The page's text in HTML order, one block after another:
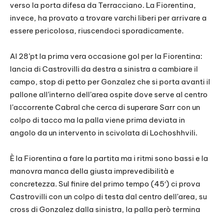
verso la porta difesa da Terracciano. La Fiorentina,
invece, ha provato a trovare varchi liberi per arrivare a
essere pericolosa, riuscendoci sporadicamente.
Al 28’pt la prima vera occasione gol per la Fiorentina:
lancia di Castrovilli da destra a sinistra a cambiare il
campo, stop di petto per Gonzalez che si porta avanti il
pallone all’interno dell’area ospite dove serve al centro
l’accorrente Cabral che cerca di superare Sarr con un
colpo di tacco ma la palla viene prima deviata in
angolo da un intervento in scivolata di Lochoshhvili.
È la Fiorentina a fare la partita ma i ritmi sono bassi e la
manovra manca della giusta imprevedibilità e
concretezza. Sul finire del primo tempo (45′) ci prova
Castrovilli con un colpo di testa dal centro dell’area, su
cross di Gonzalez dalla sinistra, la palla però termina